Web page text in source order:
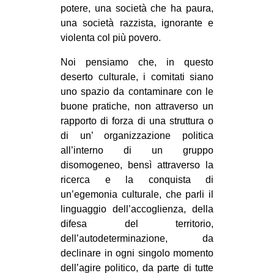
potere, una società che ha paura,
una società razzista, ignorante e
violenta col più povero.
Noi pensiamo che, in questo
deserto culturale, i comitati siano
uno spazio da contaminare con le
buone pratiche, non attraverso un
rapporto di forza di una struttura o
di un’ organizzazione politica
all’interno di un gruppo
disomogeneo, bensì attraverso la
ricerca e la conquista di
un’egemonia culturale, che parli il
linguaggio dell’accoglienza, della
difesa del territorio,
dell’autodeterminazione, da
declinare in ogni singolo momento
dell’agire politico, da parte di tutte